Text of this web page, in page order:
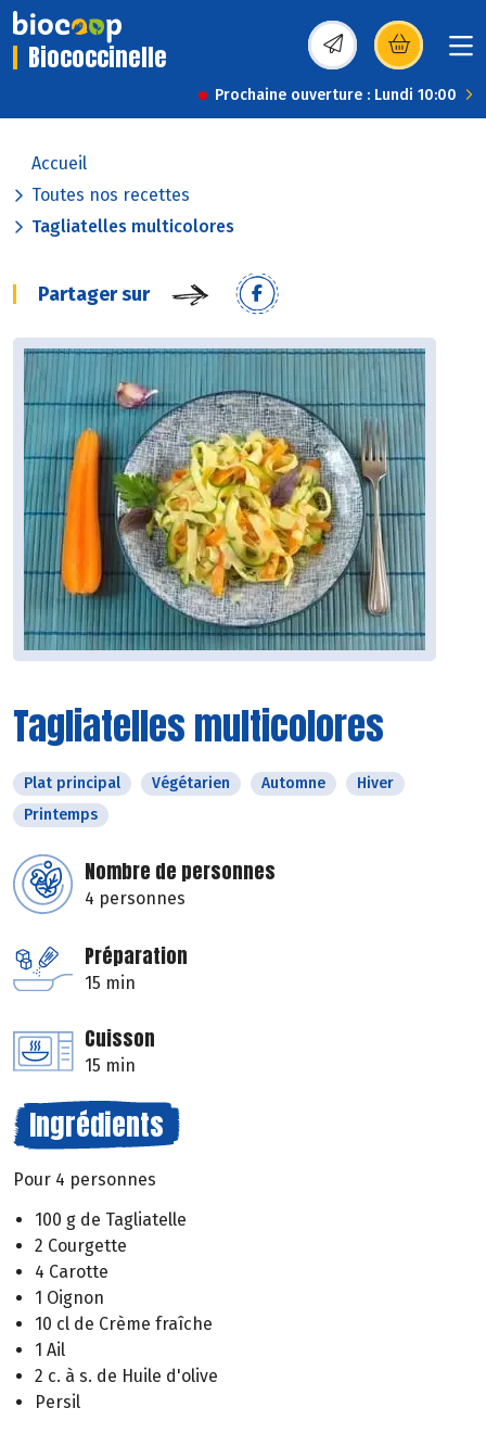
Biococcinelle (s’ouvre dans une
Prochaine ouverture : Lundi 10:00
Accueil
Toutes nos recettes
Tagliatelles multicolores
Partager sur
Tagliatelles multicolores
Plat principal Végétarien Automne
Hiver
Printemps
Nombre de personnes
4 personnes
Préparation
15 min
Cuisson
15 min
Ingrédients
Pour 4 personnes
100 g de Tagliatelle
2 Courgette
4 Carotte
1 Oignon
10 cl de Crème fraîche
1 Ail
2 c. à s. de Huile d'olive
Persil